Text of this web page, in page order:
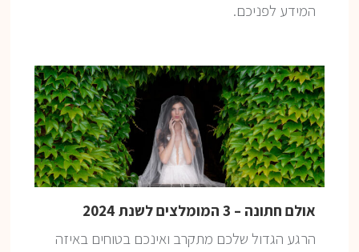
המידע לפניכם.
אולם חתונה – 3 המומלצים לשנת 2024
הרגע הגדול שלכם מתקרב ואינכם בטוחים באיזה